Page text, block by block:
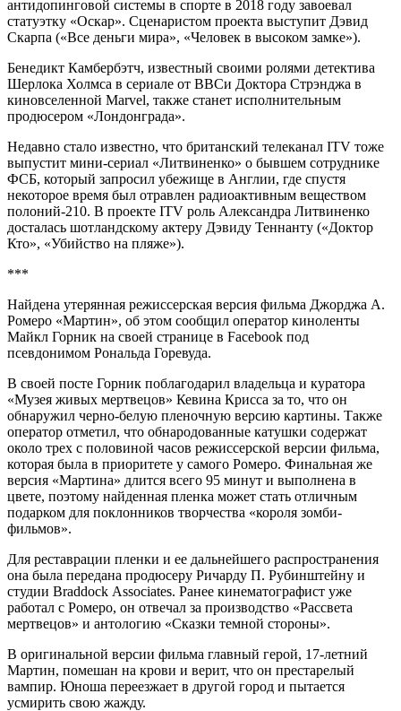
антидопинговой системы в спорте в 2018 году завоевал
статуэтку «Оскар». Сценаристом проекта выступит Дэвид
Скарпа («Все деньги мира», «Человек в высоком замке»).
Бенедикт Камбербэтч, известный своими ролями детектива
Шерлока Холмса в сериале от BBCи Доктора Стрэнджа в
киновселенной Marvel, также станет исполнительным
продюсером «Лондонграда».
Недавно стало известно, что британский телеканал ITV тоже
выпустит мини-сериал «Литвиненко» о бывшем сотруднике
ФСБ, который запросил убежище в Англии, где спустя
некоторое время был отравлен радиоактивным веществом
полоний-210. В проекте ITV роль Александра Литвиненко
досталась шотландскому актеру Дэвиду Теннанту («Доктор
Кто», «Убийство на пляже»).
***
Найдена утерянная режиссерская версия фильма Джорджа А.
Ромеро «Мартин», об этом сообщил оператор киноленты
Майкл Горник на своей странице в Facebook под
псевдонимом Рональда Горевуда.
В своей посте Горник поблагодарил владельца и куратора
«Музея живых мертвецов» Кевина Крисса за то, что он
обнаружил черно-белую пленочную версию картины. Также
оператор отметил, что обнародованные катушки содержат
около трех с половиной часов режиссерской версии фильма,
которая была в приоритете у самого Ромеро. Финальная же
версия «Мартина» длится всего 95 минут и выполнена в
цвете, поэтому найденная пленка может стать отличным
подарком для поклонников творчества «короля зомби-
фильмов».
Для реставрации пленки и ее дальнейшего распространения
она была передана продюсеру Ричарду П. Рубинштейну и
студии Braddock Associates. Ранее кинематографист уже
работал с Ромеро, он отвечал за производство «Рассвета
мертвецов» и антологию «Сказки темной стороны».
В оригинальной версии фильма главный герой, 17-летний
Мартин, помешан на крови и верит, что он престарелый
вампир. Юноша переезжает в другой город и пытается
усмирить свою жажду.